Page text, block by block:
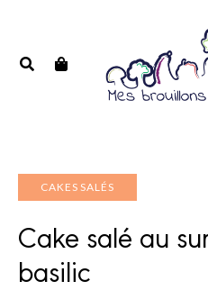
CAKES SALÉS
Cake salé au
basilic